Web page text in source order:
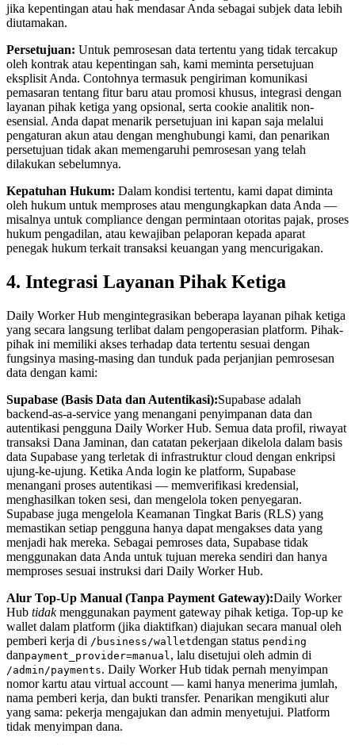
jika kepentingan atau hak mendasar Anda sebagai subjek data lebih
diutamakan.
Persetujuan: Untuk pemrosesan data tertentu yang tidak tercakup
oleh kontrak atau kepentingan sah, kami meminta persetujuan
eksplisit Anda. Contohnya termasuk pengiriman komunikasi
pemasaran tentang fitur baru atau promosi khusus, integrasi dengan
layanan pihak ketiga yang opsional, serta cookie analitik non-
esensial. Anda dapat menarik persetujuan ini kapan saja melalui
pengaturan akun atau dengan menghubungi kami, dan penarikan
persetujuan tidak akan memengaruhi pemrosesan yang telah
dilakukan sebelumnya.
Kepatuhan Hukum: Dalam kondisi tertentu, kami dapat diminta
oleh hukum untuk memproses atau mengungkapkan data Anda —
misalnya untuk compliance dengan permintaan otoritas pajak, proses
hukum pengadilan, atau kewajiban pelaporan kepada aparat
penegak hukum terkait transaksi keuangan yang mencurigakan.
4. Integrasi Layanan Pihak Ketiga
Daily Worker Hub mengintegrasikan beberapa layanan pihak ketiga
yang secara langsung terlibat dalam pengoperasian platform. Pihak-
pihak ini memiliki akses terhadap data tertentu sesuai dengan
fungsinya masing-masing dan tunduk pada perjanjian pemrosesan
data dengan kami:
Supabase (Basis Data dan Autentikasi):Supabase adalah
backend-as-a-service yang menangani penyimpanan data dan
autentikasi pengguna Daily Worker Hub. Semua data profil, riwayat
transaksi Dana Jaminan, dan catatan pekerjaan dikelola dalam basis
data Supabase yang terletak di infrastruktur cloud dengan enkripsi
ujung-ke-ujung. Ketika Anda login ke platform, Supabase
menangani proses autentikasi — memverifikasi kredensial,
menghasilkan token sesi, dan mengelola token penyegaran.
Supabase juga mengelola Keamanan Tingkat Baris (RLS) yang
memastikan setiap pengguna hanya dapat mengakses data yang
menjadi hak mereka. Sebagai pemroses data, Supabase tidak
menggunakan data Anda untuk tujuan mereka sendiri dan hanya
memproses sesuai instruksi dari Daily Worker Hub.
Alur Top-Up Manual (Tanpa Payment Gateway):Daily Worker
Hub tidakmenggunakan payment gateway pihak ketiga. Top-up ke
wallet dalam platform (jika diaktifkan) diajukan secara manual oleh
pemberi kerja di /business/walletdengan status pending
danpayment_provider=manual, lalu disetujui oleh admin di
/admin/payments. Daily Worker Hub tidak pernah menyimpan
nomor kartu atau virtual account — kami hanya menerima jumlah,
nama pemberi kerja, dan bukti transfer. Penarikan mengikuti alur
yang sama: pekerja mengajukan dan admin menyetujui. Platform
tidak menyimpan dana.